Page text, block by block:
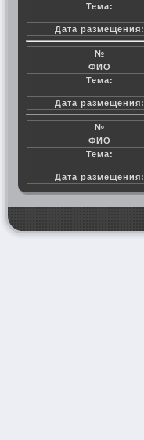
Тема:
Дата размещения:
№
ФИО
Тема:
Дата размещения:
№
ФИО
Тема:
Дата размещения: